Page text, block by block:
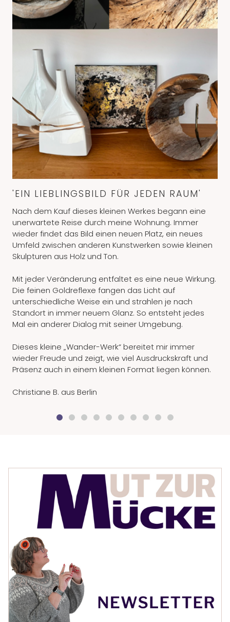
NEWSLETTER
KLEINE WERKE
IMPRESSIONEN
KONTAKT
'EIN LIEBLINGSBILD FÜR JEDEN RAUM'
Nach dem Kauf dieses kleinen Werkes begann eine
unerwartete Reise durch meine Wohnung. Immer
wieder findet das Bild einen neuen Platz, ein neues
Umfeld zwischen anderen Kunstwerken sowie kleinen
Skulpturen aus Holz und Ton.
Mit jeder Veränderung entfaltet es eine neue Wirkung.
Die feinen Goldreflexe fangen das Licht auf
unterschiedliche Weise ein und strahlen je nach
Standort in immer neuem Glanz. So entsteht jedes
Mal ein anderer Dialog mit seiner Umgebung.
Dieses kleine „Wander-Werk“ bereitet mir immer
wieder Freude und zeigt, wie viel Ausdruckskraft und
Präsenz auch in einem kleinen Format liegen können.
Christiane B. aus Berlin